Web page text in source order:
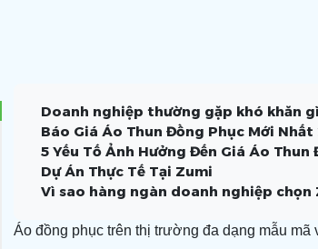
Doanh nghiệp thường gặp khó khăn
Báo Giá Áo Thun Đồng Phục Mới
5 Yếu Tố Ảnh Hưởng Đến Giá Áo Thun
1.Chất liệu vải
1.1. Cotton 100%
1.3. Cá sấu Poly
2. Kiểu áo
2.2.Áo polo
3.1 In lụa
4. Số lượng đặt hàng
Dự Án Thực Tế Tại Zumi
Vì sao hàng ngàn doanh nghiệp
Áo đồng phục trên thị trường đa dạng mẫu